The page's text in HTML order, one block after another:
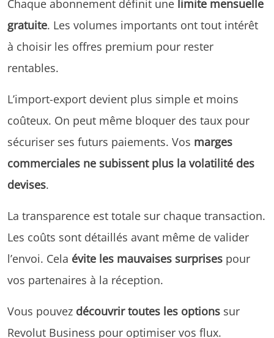
Chaque abonnement définit une limite mensuelle
gratuite. Les volumes importants ont tout intérêt
à choisir les offres premium pour rester
rentables.
L’import-export devient plus simple et moins
coûteux. On peut même bloquer des taux pour
sécuriser ses futurs paiements. Vos marges
commerciales ne subissent plus la volatilité des
devises.
La transparence est totale sur chaque transaction.
Les coûts sont détaillés avant même de valider
l’envoi. Cela évite les mauvaises surprises pour
vos partenaires à la réception.
Vous pouvez découvrir toutes les options sur
Revolut Business pour optimiser vos flux.